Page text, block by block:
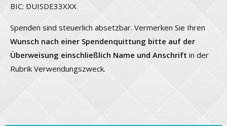
BIC: DUISDE33XXX
Spenden sind steuerlich absetzbar. Vermerken Sie Ihren
Wunsch nach einer Spendenquittung bitte auf der
Überweisung einschließlich Name und Anschrift in der
Rubrik Verwendungszweck.